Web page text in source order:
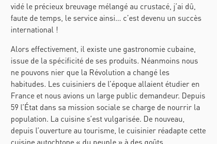
vidé le précieux breuvage mélangé au crustacé, j’ai dû,
faute de temps, le service ainsi… c’est devenu un succès
international !
Alors effectivement, il existe une gastronomie cubaine,
issue de la spécificité de ses produits. Néanmoins nous
ne pouvons nier que la Révolution a changé les
habitudes. Les cuisiniers de l’époque allaient étudier en
France et nous avions un large public demandeur. Depuis
59 l’État dans sa mission sociale se charge de nourrir la
population. La cuisine s’est vulgarisée. De nouveau,
depuis l’ouverture au tourisme, le cuisinier réadapte cette
cuisine autochtone « du peuple » à des goûts